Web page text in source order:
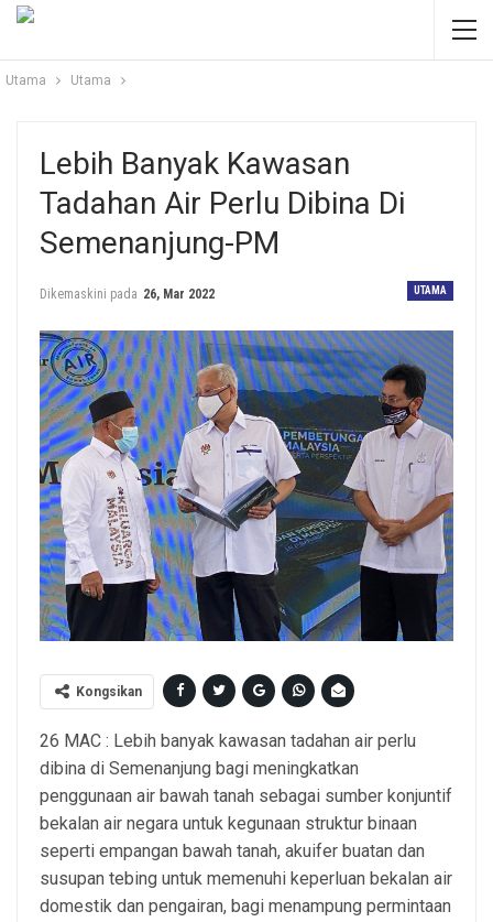
Utama Utama
Lebih Banyak Kawasan
Tadahan Air Perlu Dibina Di
Semenanjung-PM
UTAMA
Dikemaskini pada 26, Mar 2022
Kongsikan
26 MAC : Lebih banyak kawasan tadahan air perlu
dibina di Semenanjung bagi meningkatkan
penggunaan air bawah tanah sebagai sumber konjuntif
bekalan air negara untuk kegunaan struktur binaan
seperti empangan bawah tanah, akuifer buatan dan
susupan tebing untuk memenuhi keperluan bekalan air
domestik dan pengairan, bagi menampung permintaan